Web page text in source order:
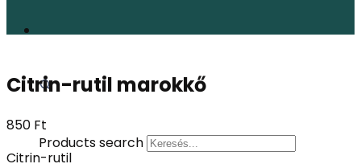
Products search
Citrin-rutil marokkő
850 Ft
Citrin-rutil